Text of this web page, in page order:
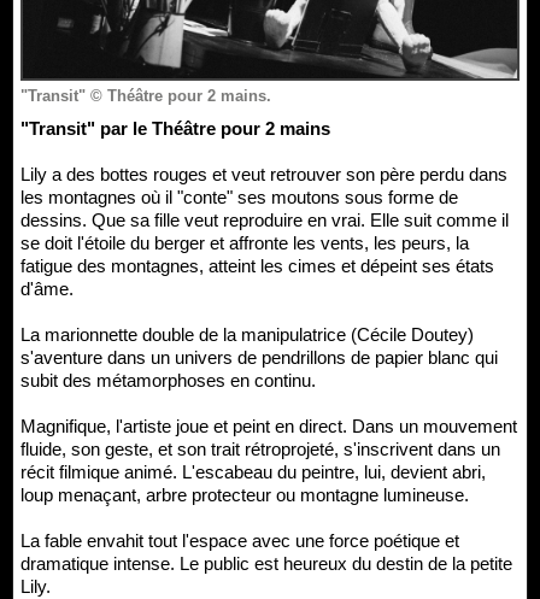
"Transit" © Théâtre pour 2 mains.
"Transit" par le Théâtre pour 2 mains
Lily a des bottes rouges et veut retrouver son père perdu dans
les montagnes où il "conte" ses moutons sous forme de
dessins. Que sa fille veut reproduire en vrai. Elle suit comme il
se doit l'étoile du berger et affronte les vents, les peurs, la
fatigue des montagnes, atteint les cimes et dépeint ses états
d'âme.
La marionnette double de la manipulatrice (Cécile Doutey)
s'aventure dans un univers de pendrillons de papier blanc qui
subit des métamorphoses en continu.
Magnifique, l'artiste joue et peint en direct. Dans un mouvement
fluide, son geste, et son trait rétroprojeté, s'inscrivent dans un
récit filmique animé. L'escabeau du peintre, lui, devient abri,
loup menaçant, arbre protecteur ou montagne lumineuse.
La fable envahit tout l'espace avec une force poétique et
dramatique intense. Le public est heureux du destin de la petite
Lily.